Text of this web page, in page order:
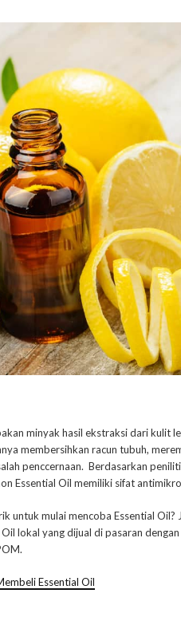
minyak hasil ekstraksi dari kulit
membersihkan racun tubuh,
penccernaan. Berdasarkan
Essential Oil memiliki sifat
untuk mulai mencoba Essential
lokal yang dijual di pasaran
Essential Oil